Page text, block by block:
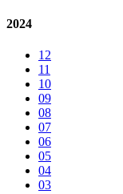
2024
12
11
10
09
08
07
06
05
04
03